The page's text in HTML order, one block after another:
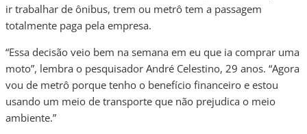
ir trabalhar de ônibus, trem ou metrô tem a passagem
totalmente paga pela empresa.
“Essa decisão veio bem na semana em eu que ia comprar uma
moto”, lembra o pesquisador André Celestino, 29 anos. “Agora
vou de metrô porque tenho o benefício financeiro e estou
usando um meio de transporte que não prejudica o meio
ambiente.”